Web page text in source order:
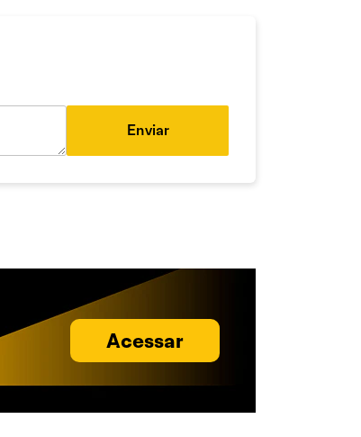
Enviar
Acessar